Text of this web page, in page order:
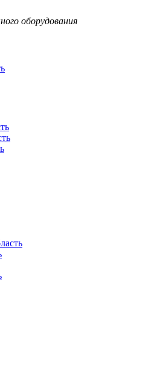
оборудования